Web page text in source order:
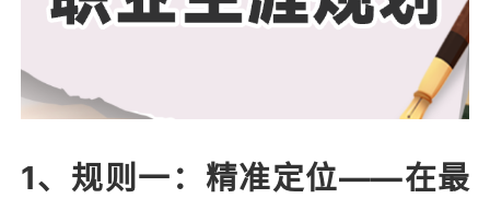
1、规则一：精准定位——在最